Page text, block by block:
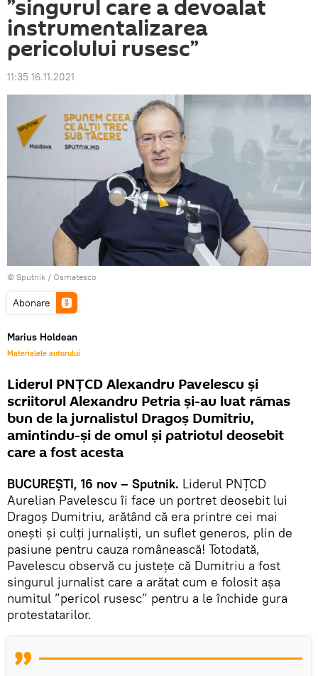
”singurul care a devoalat
instrumentalizarea
pericolului rusesc”
11:35 16.11.2021
© Sputnik / Osmatesco
Abonare
Marius Holdean
Materialele autorului
Liderul PNȚCD Alexandru Pavelescu și
scriitorul Alexandru Petria și-au luat rămas
bun de la jurnalistul Dragoș Dumitriu,
amintindu-și de omul și patriotul deosebit
care a fost acesta
BUCUREȘTI, 16 nov – Sputnik. Liderul PNȚCD
Aurelian Pavelescu îi face un portret deosebit lui
Dragoș Dumitriu, arătând că era printre cei mai
onești și culți jurnaliști, un suflet generos, plin de
pasiune pentru cauza românească! Totodată,
Pavelescu observă cu justețe că Dumitriu a fost
singurul jurnalist care a arătat cum e folosit așa
numitul ”pericol rusesc” pentru a le închide gura
protestatarilor.